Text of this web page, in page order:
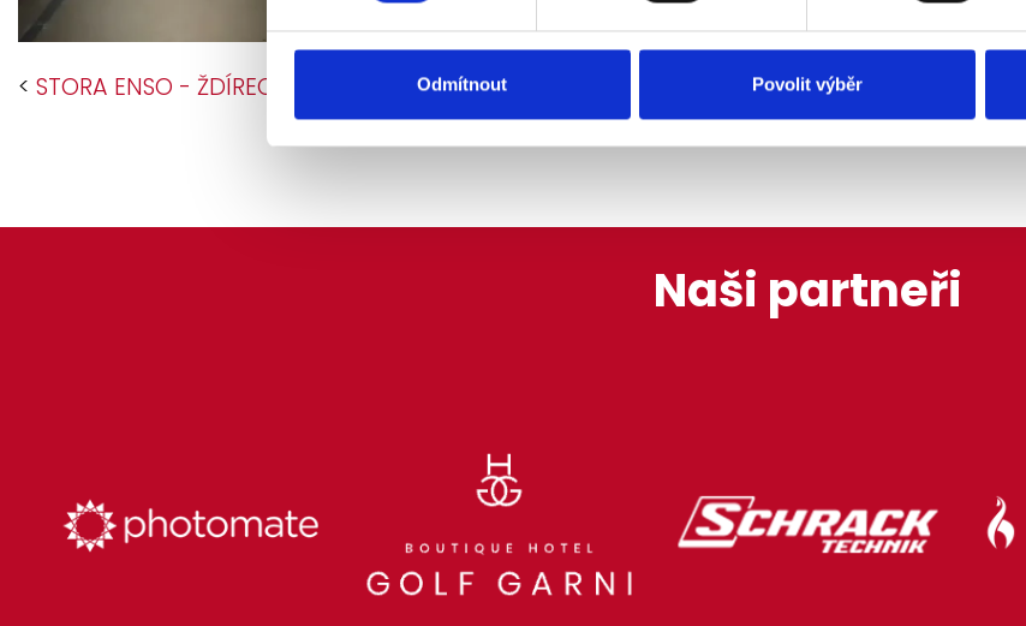
Odmítnout Povolit výběr
< STORA ENSO - ŽDÍREC CZ
Naši partneři